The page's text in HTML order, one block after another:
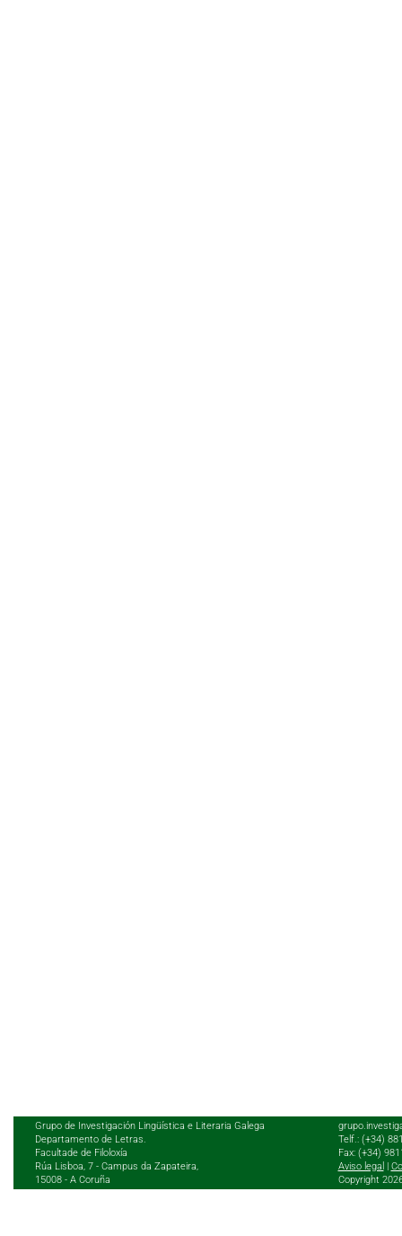
Grupo de Investigación Lingüística e Literaria Galega
Departamento de Letras.
Facultade de Filoloxía
Rúa Lisboa, 7 - Campus da Zapateira,
15008 - A Coruña
Telf.: (+34)
Fax: (+34)
Aviso legal
Copyright